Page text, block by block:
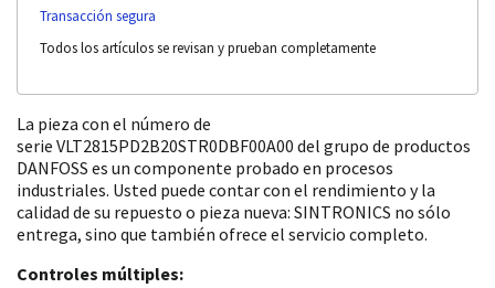
Transacción segura
Todos los artículos se revisan y prueban completamente
La pieza con el número de
serie VLT2815PD2B20STR0DBF00A00 del grupo de productos
DANFOSS es un componente probado en procesos
industriales. Usted puede contar con el rendimiento y la
calidad de su repuesto o pieza nueva: SINTRONICS no sólo
entrega, sino que también ofrece el servicio completo.
Controles múltiples: